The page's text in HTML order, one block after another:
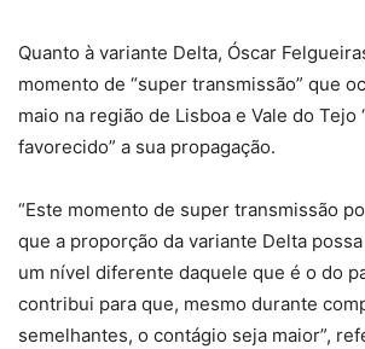
Quanto à variante Delta, Óscar
momento de “super transmissão” que
maio na região de Lisboa e Vale do Tejo
favorecido” a sua propagação.
“Este momento de super transmissão
que a proporção da variante Delta
um nível diferente daquele que é o do
contribui para que, mesmo durante
semelhantes, o contágio seja maior”,